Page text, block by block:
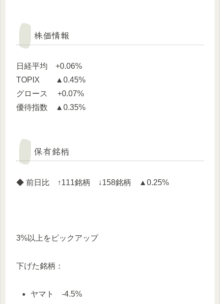
株価情報
日経平均 +0.06%
TOPIX ▲0.45%
グロース +0.07%
優待指数 ▲0.35%
保有銘柄
◆ 前日比 ↑111銘柄 ↓158銘柄 ▲0.25%
3%以上をピックアップ
下げた銘柄：
ヤマト -4.5%